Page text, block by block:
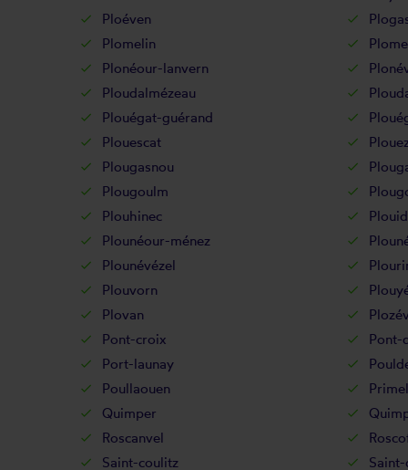
Ploéven
Plomelin
Plonéour-lanvern
Ploudalmézeau
Plouégat-guérand
Plouescat
Plougasnou
Plougoulm
Plouhinec
Plounéour-ménez
Plounévézel
Plouvorn
Plovan
Pont-croix
Pont-
Port-launay
Poullaouen
Quimper
Roscanvel
Saint-coulitz